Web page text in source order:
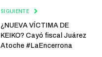
SIGUIENTE
¿NUEVA VÍCTIMA DE
KEIKO? Cayó fiscal Juárez
Atoche #LaEncerrona